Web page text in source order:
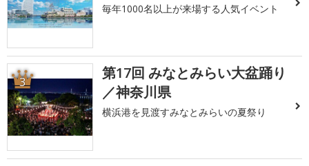
毎年1000名以上が来場する人気イベント
3
第17回 みなとみらい大盆踊り
／神奈川県
横浜港を見渡すみなとみらいの夏祭り